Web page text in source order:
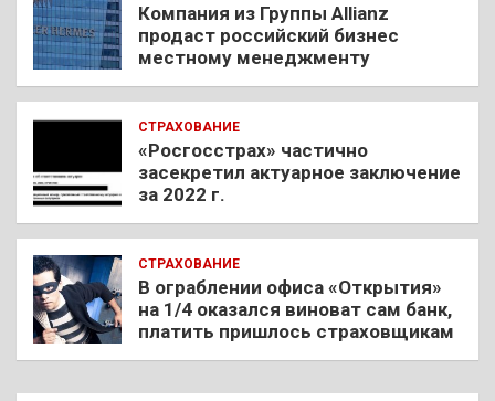
Компания из Группы Allianz
продаст российский бизнес
местному менеджменту
СТРАХОВАНИЕ
«Росгосстрах» частично
засекретил актуарное заключение
за 2022 г.
СТРАХОВАНИЕ
В ограблении офиса «Открытия»
на 1/4 оказался виноват сам банк,
платить пришлось страховщикам